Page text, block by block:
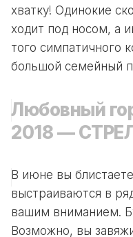
хватку! Одинокие
ходит под носом, а
того симпатичного
большой семейный
Любовный
2018 —
В июне вы
выстраиваются в
вашим вниманием.
Возможно, вы